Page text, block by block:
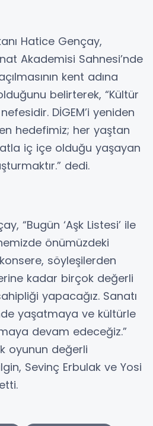
Hatice Gençay,
Akademisi Sahnesi’nde
kent adına
belirterek, “Kültür
DİGEM’i yeniden
hedefimiz; her yaştan
iç içe olduğu yaşayan
dedi.
“Bugün ‘Aşk Listesi’ ile
önümüzdeki
söyleşilerden
kadar birçok değerli
yapacağız. Sanatı
yaşatmaya ve kültürle
devam edeceğiz.”
oyunun değerli
Sevinç Erbulak ve Yosi